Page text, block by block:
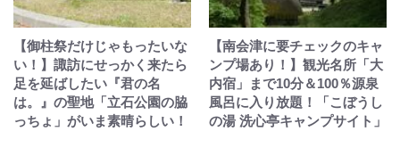
【御柱祭だけじゃもったいな
い！】諏訪にせっかく来たら
足を延ばしたい『君の名
は。』の聖地「立石公園の脇
っちょ」がいま素晴らしい！
【南会津に要チェックのキャ
ンプ場あり！】観光名所「大
内宿」まで10分＆100％源泉
風呂に入り放題！「こぼうし
の湯 洗心亭キャンプサイト」